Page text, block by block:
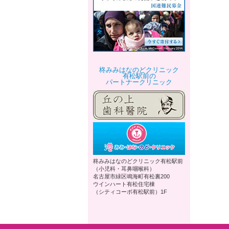
柊みみはなのどクリニック
有松駅前の
パートナークリニック
柊みみはなのどクリニック有松駅前
（小児科・耳鼻咽喉科）
名古屋市緑区鳴海町有松裏200
ウインハート有松住宅棟
（シティコーポ有松駅前）1F